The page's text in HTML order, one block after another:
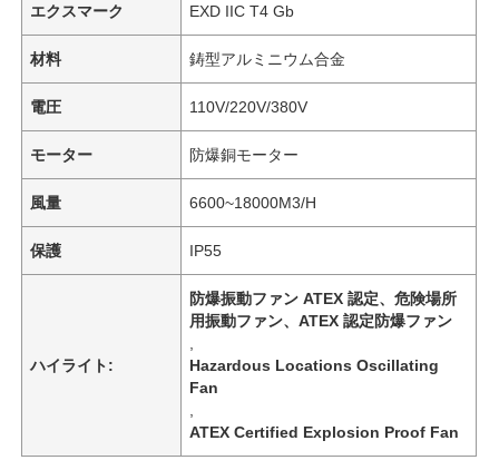
エクスマーク EXD IIC T4 Gb
材料 鋳型アルミニウム合金
電圧 110V/220V/380V
モーター 防爆銅モーター
風量 6600~18000M3/H
保護 IP55
ハイライト:
防爆振動ファン ATEX 認定、危険場所
用振動ファン、ATEX 認定防爆ファン
Hazardous Locations Oscillating
Fan
ATEX Certified Explosion Proof Fan